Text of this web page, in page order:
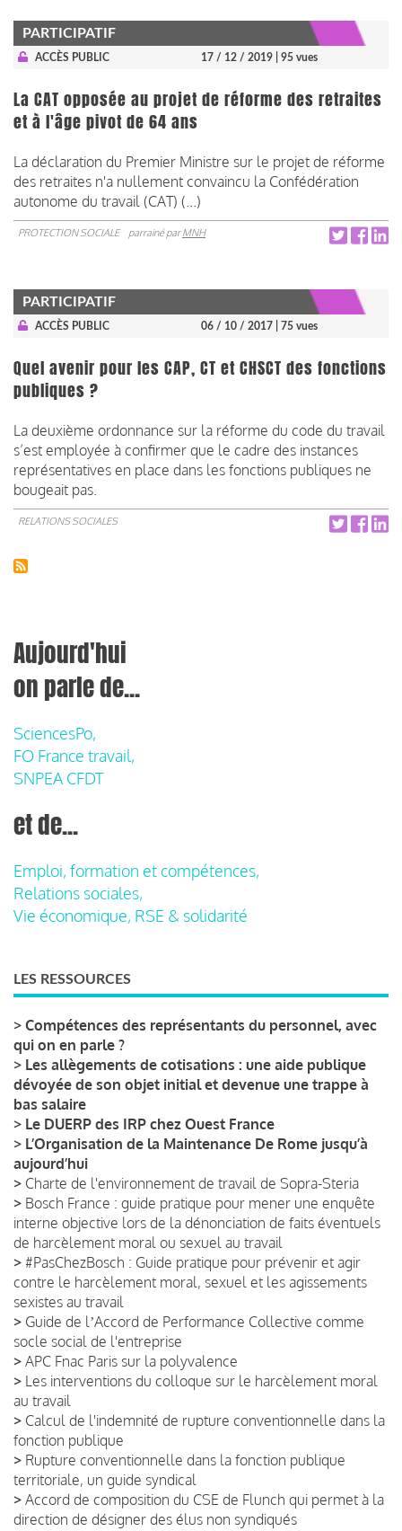
PARTICIPATIF
ACCÈS PUBLIC 17 / 12 / 2019 | 95 vues
La CAT opposée au projet de réforme des retraites
et à l'âge pivot de 64 ans
La déclaration du Premier Ministre sur le projet de réforme
des retraites n'a nullement convaincu la Confédération
autonome du travail (CAT) (...)
PROTECTION SOCIALE parrainé parMNH
PARTICIPATIF
ACCÈS PUBLIC 06 / 10 / 2017 | 75 vues
Quel avenir pour les CAP, CT et CHSCT des fonctions
publiques ?
La deuxième ordonnance sur la réforme du code du travail
s’est employée à confirmer que le cadre des instances
représentatives en place dans les fonctions publiques ne
bougeait pas.
RELATIONS SOCIALES
Aujourd'hui
on parle de...
SciencesPo,
FO France travail,
SNPEA CFDT
et de...
Emploi, formation et compétences,
Relations sociales,
Vie économique, RSE & solidarité
LES RESSOURCES
> Compétences des représentants du personnel, avec
qui on en parle ?
> Les allègements de cotisations : une aide publique
dévoyée de son objet initial et devenue une trappe à
bas salaire
> Le DUERP des IRP chez Ouest France
> L’Organisation de la Maintenance De Rome jusqu’à
aujourd’hui
> Charte de l'environnement de travail de Sopra-Steria
> Bosch France : guide pratique pour mener une enquête
interne objective lors de la dénonciation de faits éventuels
de harcèlement moral ou sexuel au travail
> #PasChezBosch : Guide pratique pour prévenir et agir
contre le harcèlement moral, sexuel et les agissements
sexistes au travail
> Guide de lʼAccord de Performance Collective comme
socle social de l'entreprise
> APC Fnac Paris sur la polyvalence
> Les interventions du colloque sur le harcèlement moral
au travail
> Calcul de l'indemnité de rupture conventionnelle dans la
fonction publique
> Rupture conventionnelle dans la fonction publique
territoriale, un guide syndical
> Accord de composition du CSE de Flunch qui permet à la
direction de désigner des élus non syndiqués